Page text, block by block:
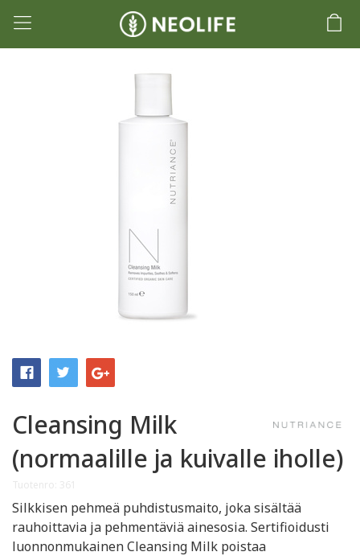
Cleansing Milk
(normaalille ja kuivalle iholle)
Silkkisen pehmeä puhdistusmaito, joka sisältää
rauhoittavia ja pehmentäviä ainesosia. Sertifioidusti
luonnonmukainen Cleansing Milk poistaa